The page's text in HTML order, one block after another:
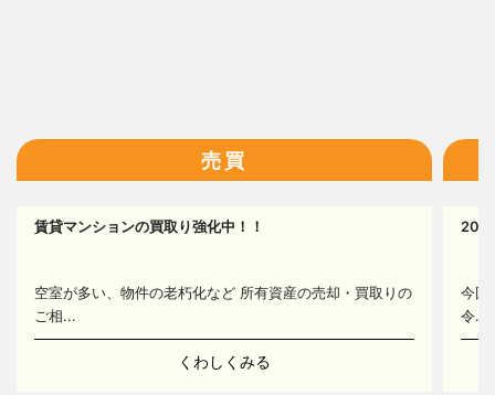
16
売買
賃貸マンションの買取り強化中！！
空室が多い、物件の老朽化など 所有資産の売却・買取りの
ご相...
くわしくみる
今回
令...